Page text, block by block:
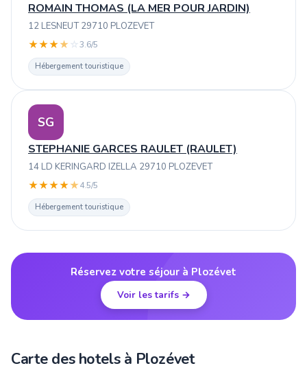
ROMAIN THOMAS (LA MER POUR JARDIN)
12 LESNEUT 29710 PLOZEVET
★★★★ ☆3.6/5
Hébergement touristique
SG
STEPHANIE GARCES RAULET (RAULET)
14 LD KERINGARD IZELLA 29710 PLOZEVET
★★★★★4.5/5
Hébergement touristique
Réservez votre séjour à Plozévet
Voir les tarifs →
Carte des hotels à Plozévet